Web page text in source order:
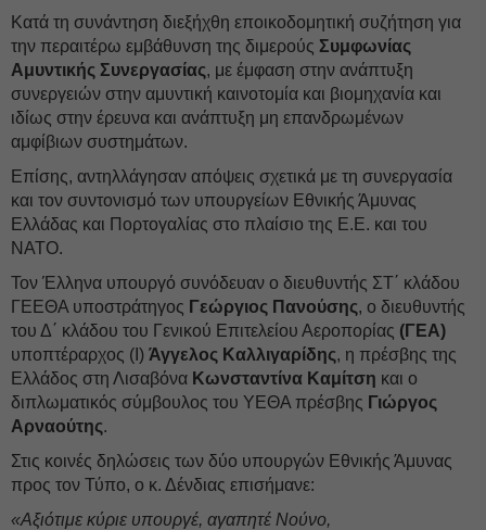
Κατά τη συνάντηση διεξήχθη εποικοδομητική συζήτηση για
την περαιτέρω εμβάθυνση της διμερούς Συμφωνίας
Αμυντικής Συνεργασίας, με έμφαση στην ανάπτυξη
συνεργειών στην αμυντική καινοτομία και βιομηχανία και
ιδίως στην έρευνα και ανάπτυξη μη επανδρωμένων
αμφίβιων συστημάτων.
Επίσης, αντηλλάγησαν απόψεις σχετικά με τη συνεργασία
και τον συντονισμό των υπουργείων Εθνικής Άμυνας
Ελλάδας και Πορτογαλίας στο πλαίσιο της Ε.Ε. και του
NATO.
Τον Έλληνα υπουργό συνόδευαν ο διευθυντής ΣΤ΄ κλάδου
ΓΕΕΘΑ υποστράτηγος Γεώργιος Πανούσης, ο διευθυντής
του Δ΄ κλάδου του Γενικού Επιτελείου Αεροπορίας (ΓΕΑ)
υποπτέραρχος (Ι) Άγγελος Καλλιγαρίδης, η πρέσβης της
Ελλάδος στη Λισαβόνα Κωνσταντίνα Καμίτση και ο
διπλωματικός σύμβουλος του ΥΕΘΑ πρέσβης Γιώργος
Αρναούτης.
Στις κοινές δηλώσεις των δύο υπουργών Εθνικής Άμυνας
προς τον Τύπο, ο κ. Δένδιας επισήμανε:
«Αξιότιμε κύριε υπουργέ, αγαπητέ Νούνο,